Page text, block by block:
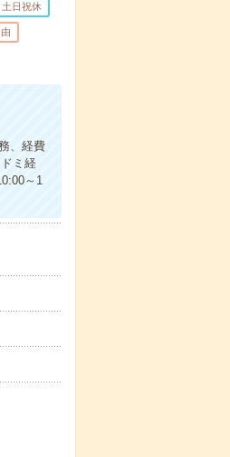
土日祝休
、経費
ミ経
～1